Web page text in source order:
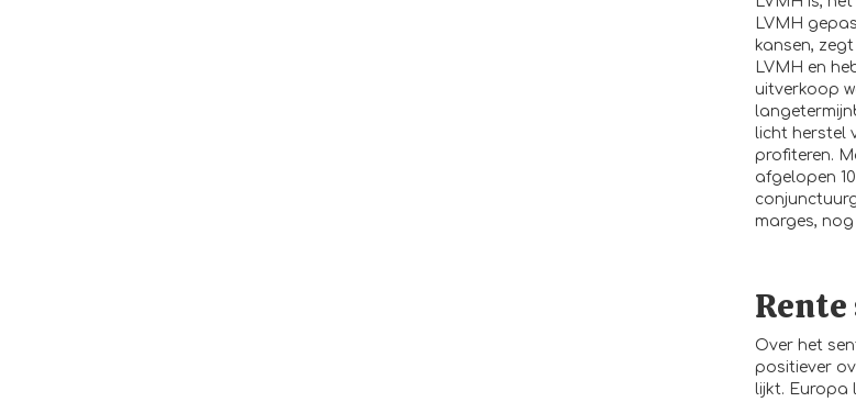
LVMH
kansen,
LVMH en
uitverkoop
licht herstel
profiteren.
afgelopen
marges,
Over het
positiever
lijkt. Europa